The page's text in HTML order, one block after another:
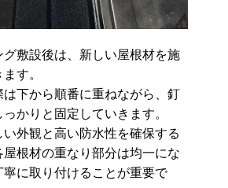
グ敷設後は、新しい屋根材を施
す。
は下から順番に重ねながら、釘
かりと固定していきます。
い外観と高い防水性を確保する
屋根材の重なり部分は均一にな
寧に取り付けることが重要で